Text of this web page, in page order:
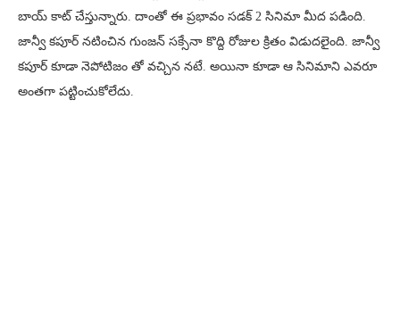
బాయ్ కాట్ చేస్తున్నారు. దాంతో ఈ ప్రభావం సడక్ 2 సినిమా మీద పడింది.
జాన్వీ కపూర్ నటించిన గుంజన్ సక్సేనా కొద్ది రోజుల క్రితం విడుదలైంది. జాన్వీ
కపూర్ కూడా నెపోటిజం తో వచ్చిన నటే. అయినా కూడా ఆ సినిమాని ఎవరూ
అంతగా పట్టించుకోలేదు.